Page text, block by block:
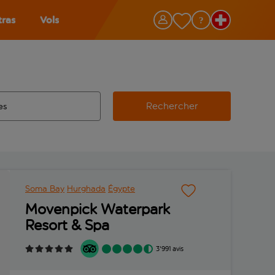
Vols
Rechercher
Soma Bay Hurghada Égypte
Movenpick Waterpark
Resort & Spa
3'991 avis